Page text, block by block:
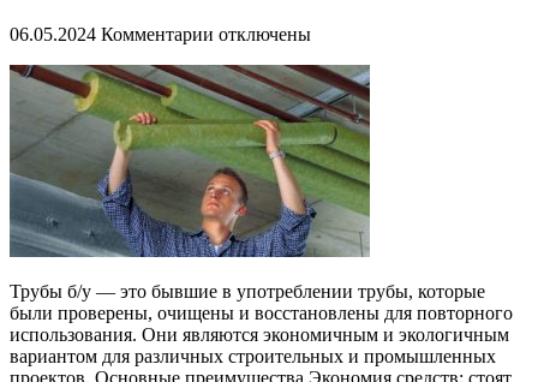
06.05.2024 Комментарии к
Трубы
б/
у:
экономичное
и
экологичное
решение
для
ваших
проектов
отключены
Трубы б/у — это бывшие в употреблении трубы, которые
были проверены, очищены и восстановлены для повторного
использования. Они являются экономичным и экологичным
вариантом для различных строительных и промышленных
проектов. Основные преимущества Экономия средств: стоят